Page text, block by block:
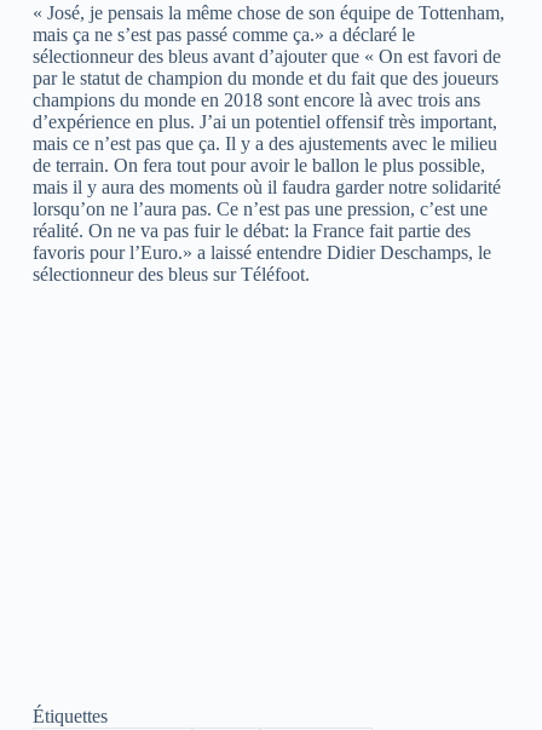
« José, je pensais la même chose de son équipe de Tottenham,
mais ça ne s’est pas passé comme ça.» a déclaré le
sélectionneur des bleus avant d’ajouter que « On est favori de
par le statut de champion du monde et du fait que des joueurs
champions du monde en 2018 sont encore là avec trois ans
d’expérience en plus. J’ai un potentiel offensif très important,
mais ce n’est pas que ça. Il y a des ajustements avec le milieu
de terrain. On fera tout pour avoir le ballon le plus possible,
mais il y aura des moments où il faudra garder notre solidarité
lorsqu’on ne l’aura pas. Ce n’est pas une pression, c’est une
réalité. On ne va pas fuir le débat: la France fait partie des
favoris pour l’Euro.» a laissé entendre Didier Deschamps, le
sélectionneur des bleus sur Téléfoot.
Étiquettes